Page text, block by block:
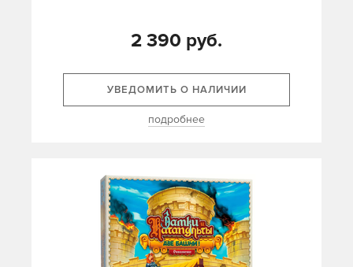
2 390 руб.
УВЕДОМИТЬ О НАЛИЧИИ
подробнее